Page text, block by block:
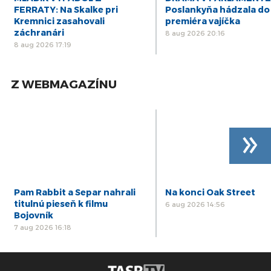
FERRATY: Na Skalke pri
Kremnici zasahovali
záchranári
8 aug 2026 17:19
Poslankyňa hádzala do
premiéra vajíčka
8 aug 2026 20:16
Z WEBMAGAZÍNU
Pam Rabbit a Separ nahrali
titulnú pieseň k filmu
Bojovník
7 aug 2026 16:18
Na konci Oak Street
6 aug 2026 14:56
»